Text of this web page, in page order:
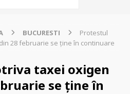
BUCURESTI
Protestul
28 februarie se ţine în continuare
taxei oxigen
se ţine în